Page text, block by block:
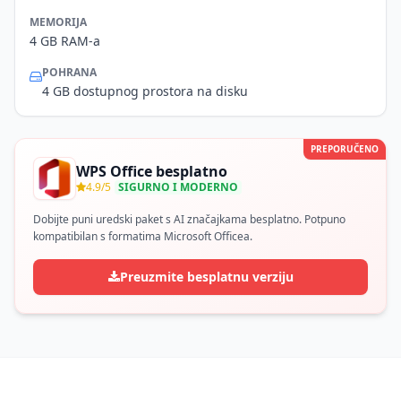
MEMORIJA
4 GB RAM-a
POHRANA
4 GB dostupnog prostora na disku
PREPORUČENO
WPS Office besplatno
4.9/5 SIGURNO I MODERNO
Dobijte puni uredski paket s AI značajkama besplatno. Potpuno
kompatibilan s formatima Microsoft Officea.
Preuzmite besplatnu verziju